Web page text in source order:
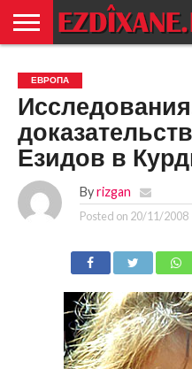
ЕЗИДИЗМ
НОВОСТИ
ИСТОРИЯ
КУЛЬТУРА
КОНТАКТ
ЕВРОПА
Езидов в
By rizgan
Posted on 20/11/2008